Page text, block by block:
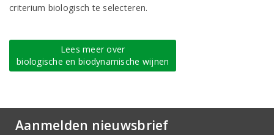
criterium biologisch te selecteren.
Lees meer over
biologische en biodynamische wijnen
Aanmelden nieuwsbrief